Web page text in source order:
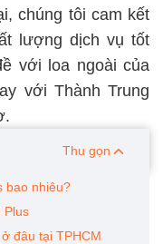
chúng tôi cam kết
lượng dịch vụ tốt
với loa ngoài của
với Thành Trung
Thu gọn
bao nhiêu?
Plus
đâu tại TPHCM